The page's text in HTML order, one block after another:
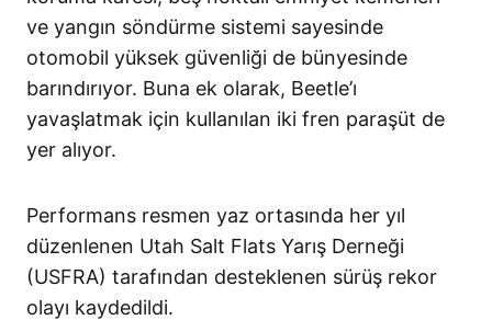
ve yangın söndürme sistemi sayesinde
otomobil yüksek güvenliği de bünyesinde
barındırıyor. Buna ek olarak, Beetle’ı
yavaşlatmak için kullanılan iki fren paraşüt de
yer alıyor.
Performans resmen yaz ortasında her yıl
düzenlenen Utah Salt Flats Yarış Derneği
(USFRA) tarafından desteklenen sürüş rekor
olayı kaydedildi.